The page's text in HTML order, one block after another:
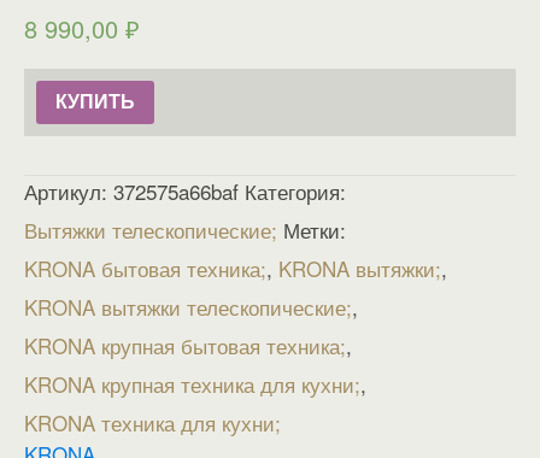
8 990,00 ₽
КУПИТЬ
Артикул: 372575a66baf Категория:
Вытяжки телескопические Метки:
KRONA бытовая техника , KRONA вытяжки ,
KRONA вытяжки телескопические ,
KRONA крупная бытовая техника ,
KRONA крупная техника для кухни ,
KRONA техника для кухни